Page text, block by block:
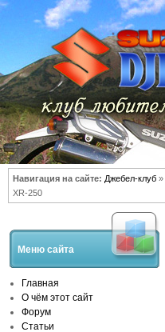
Навигация на сайте: Джебел-клуб »
XR-250
Меню сайта
Главная
О чём этот сайт
Форум
Статьи